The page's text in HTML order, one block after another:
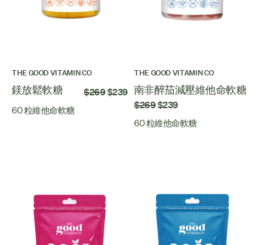
THE GOOD VITAMIN CO
鎂放鬆軟糖 $269$239
60 粒維他命軟糖
THE GOOD VITAMIN CO
南非醉茄減壓維他命軟糖
$269$239
60 粒維他命軟糖